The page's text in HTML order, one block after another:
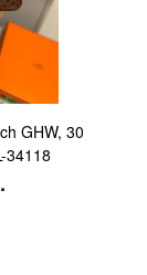
GHW, 30
34118